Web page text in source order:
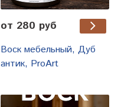
от 280 руб
Воск мебельный, Дуб
антик, ProArt